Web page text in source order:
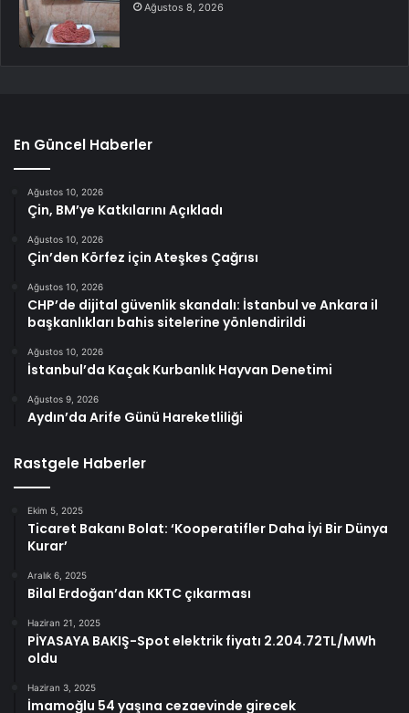
Ağustos 8, 2026
En Güncel Haberler
Ağustos 10, 2026
Çin, BM’ye Katkılarını Açıkladı
Ağustos 10, 2026
Çin’den Körfez için Ateşkes Çağrısı
Ağustos 10, 2026
CHP’de dijital güvenlik skandalı: İstanbul ve Ankara il
başkanlıkları bahis sitelerine yönlendirildi
Ağustos 10, 2026
İstanbul’da Kaçak Kurbanlık Hayvan Denetimi
Ağustos 9, 2026
Aydın’da Arife Günü Hareketliliği
Rastgele Haberler
Ekim 5, 2025
Ticaret Bakanı Bolat: ‘Kooperatifler Daha İyi Bir Dünya
Kurar’
Aralık 6, 2025
Bilal Erdoğan’dan KKTC çıkarması
Haziran 21, 2025
PİYASAYA BAKIŞ-Spot elektrik fiyatı 2.204.72TL/MWh
oldu
Haziran 3, 2025
İmamoğlu 54 yaşına cezaevinde girecek